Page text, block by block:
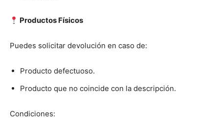
Productos Físicos
Puedes solicitar devolución en caso de:
Producto defectuoso.
Producto que no coincide con la descripción.
Condiciones: